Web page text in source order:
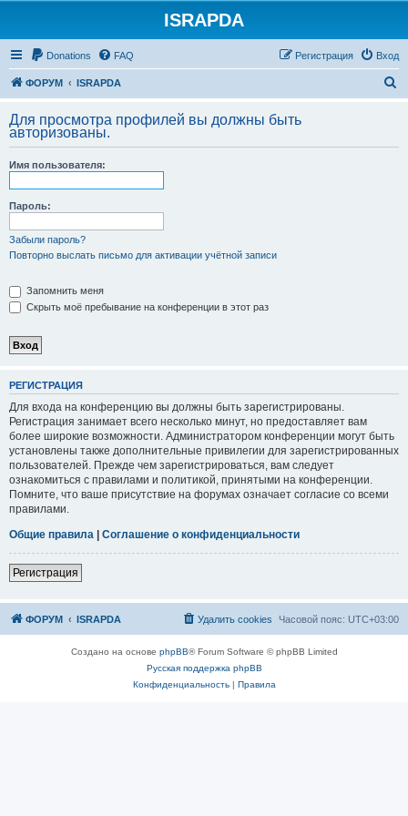
ISRAPDA
Donations FAQ Вход
Регистрация
ФОРУМ ISRAPDA
с
Для просмотра профилей вы должны быть
авторизованы.
Имя пользователя:
Пароль:
Забыли пароль?
Повторно выслать письмо для активации учётной записи
Запомнить меня
Скрыть моё пребывание на конференции в этот раз
РЕГИСТРАЦИЯ
Для входа на конференцию вы должны быть зарегистрированы.
Регистрация занимает всего несколько минут, но предоставляет вам
более широкие возможности. Администратором конференции могут быть
установлены также дополнительные привилегии для зарегистрированных
пользователей. Прежде чем зарегистрироваться, вам следует
ознакомиться с правилами и политикой, принятыми на конференции.
Помните, что ваше присутствие на форумах означает согласие со всеми
правилами.
Общие правила | Соглашение о конфиденциальности
Регистрация
ФОРУМ ISRAPDA Часовой пояс: UTC+03:00
Удалить cookies
Создано на основе phpBB® Forum Software © phpBB Limited
Русская поддержка phpBB
Конфиденциальность| Правила